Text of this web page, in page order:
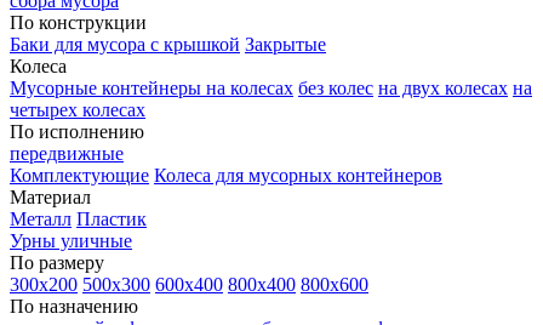
По конструкции
Баки для мусора с крышкой Закрытые
Колеса
Мусорные контейнеры на колесах без колес на двух колесах на
четырех колесах
По исполнению
передвижные
Комплектующие Колеса для мусорных контейнеров
Материал
Металл Пластик
Урны уличные
По размеру
300х200 500х300 600х400 800х400 800х600
По назначению